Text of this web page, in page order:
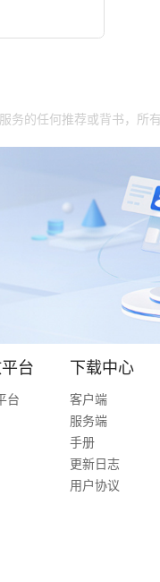
务的任何推荐或背书，所
台
台
下载中心
客户端
服务端
手册
更新日志
用户协议